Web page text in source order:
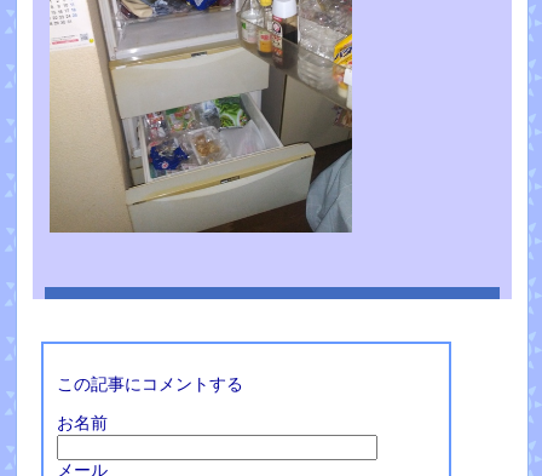
この記事にコメントする
お名前
メール